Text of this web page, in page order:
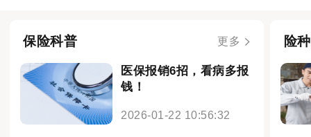
保险科普 更多
医保报销6招，看病多报
钱！
2026-01-22 10:56:32
险